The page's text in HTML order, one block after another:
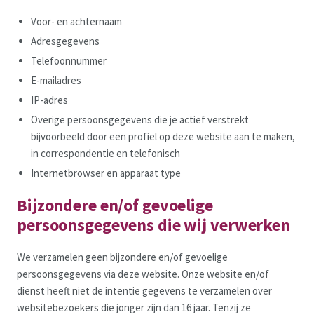
Voor- en achternaam
Adresgegevens
Telefoonnummer
E-mailadres
IP-adres
Overige persoonsgegevens die je actief verstrekt
bijvoorbeeld door een profiel op deze website aan te maken,
in correspondentie en telefonisch
Internetbrowser en apparaat type
Bijzondere en/of gevoelige
persoonsgegevens die wij verwerken
We verzamelen geen bijzondere en/of gevoelige
persoonsgegevens via deze website. Onze website en/of
dienst heeft niet de intentie gegevens te verzamelen over
websitebezoekers die jonger zijn dan 16 jaar. Tenzij ze